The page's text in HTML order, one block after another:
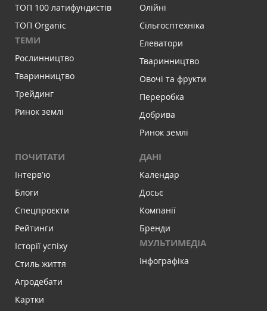
ТОП 100 латифундистів
ТОП Organic
ТЕМИ
Рослинництво
Тваринництво
Трейдинг
Ринок землі
Олійні
Сільгосптехніка
Елеватори
Тваринництво
Овочі та фрукти
Переробка
Добрива
Ринок землі
ПОЧИТАТИ
Інтервʼю
Блоги
Спецпроєкти
Рейтинги
Історії успіху
Стиль життя
Агродебати
Картки
ДАНІ
Календар
Досьє
Компанії
Бренди
МУЛЬТИМЕДІА
Інфографіка